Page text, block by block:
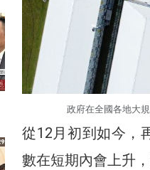
政府在全國各地大
從12月初到如今，
數在短期內會上升